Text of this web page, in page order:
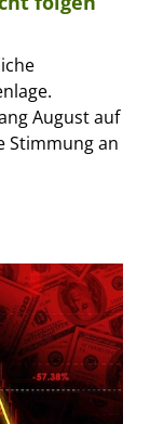
August auf
Stimmung an